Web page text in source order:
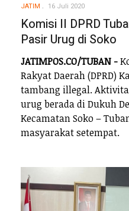
JATIM 16 Juli 2020
Komisi II DPRD
Pasir Urug di Soko
JATIMPOS.CO/TUBAN -
Rakyat Daerah (DPRD)
tambang illegal.
urug berada di Dukuh
Kecamatan Soko –
masyarakat setempat.